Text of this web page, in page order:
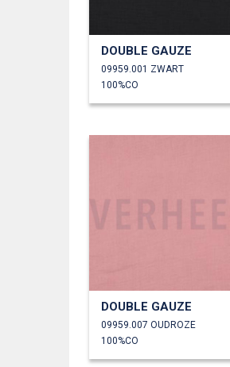
DOUBLE GAUZE
09959.001 ZWART
100%CO
DOUBLE GAUZE
09959.007 OUDROZE
100%CO